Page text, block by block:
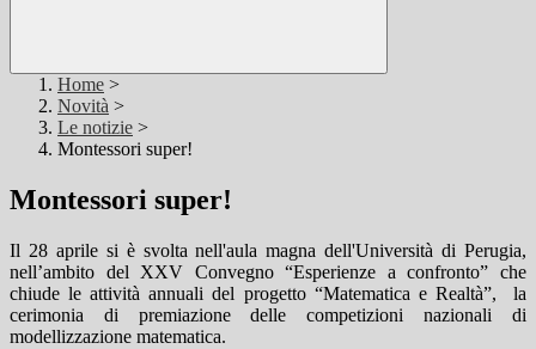
Home >
Novità >
Le notizie >
Montessori super!
Montessori super!
Il 28 aprile si è svolta nell'aula magna dell'Università di Perugia,
nell’ambito del XXV Convegno “Esperienze a confronto” che
chiude le attività annuali del progetto “Matematica e Realtà”,
la
cerimonia di premiazione delle competizioni nazionali di
modellizzazione matematica.